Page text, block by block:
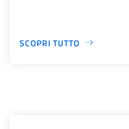
SCOPRI TUTTO